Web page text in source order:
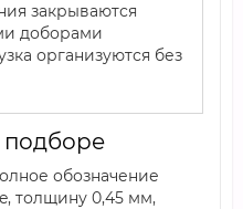
закрываются
доборами
организуются без
обозначение
толщину 0,45 мм,